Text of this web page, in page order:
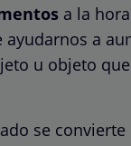
a la
ayudarnos a
u objeto
se